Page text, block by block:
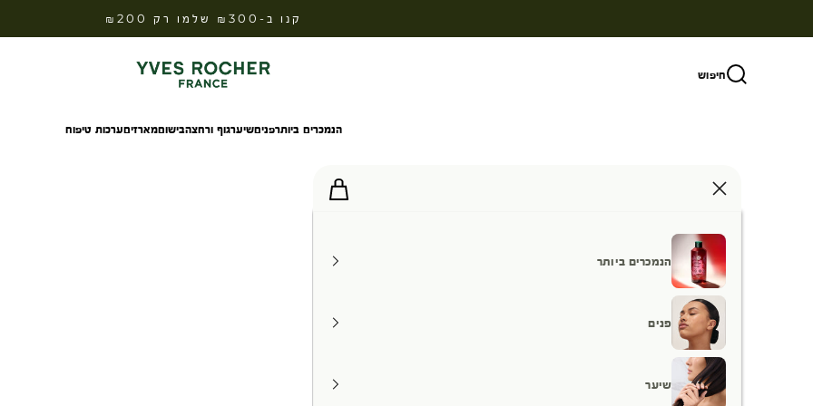
קנו ב-₪300 שלמו רק ₪200
חיפוש Yves Rocher Israel
הנמכרים ביותרפניםשיערגוף ורחצהבישוםמארזיםערכות טיפוח
הנמכרים ביותר
פנים
שיער